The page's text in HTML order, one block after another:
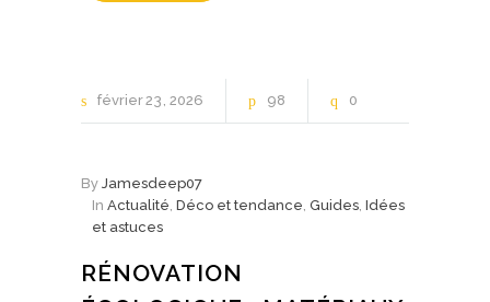
février23 2026 98 0
By Jamesdeep07
In Actualité, Déco et tendance, Guides, Idées
et astuces
RÉNOVATION